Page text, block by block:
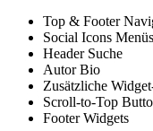
Top & Footer
Social Icons Menüs
Header Suche
Autor Bio
Zusätzliche
Scroll-to-Top
Footer Widgets